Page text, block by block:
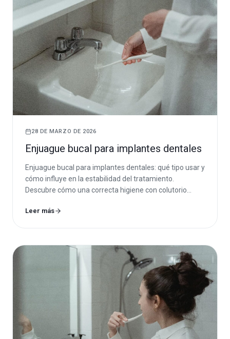
28 DE MARZO DE 2026
Enjuague bucal para implantes dentales
Enjuague bucal para implantes dentales: qué tipo usar y
cómo influye en la estabilidad del tratamiento.
Descubre cómo una correcta higiene con colutorio
periimplantitis alrededor de los implantes.
Leer más